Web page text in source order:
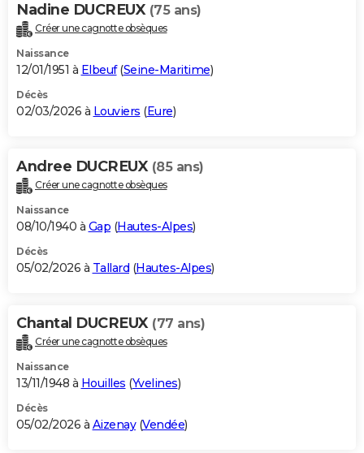
Nadine DUCREUX (75 ans)
Créer une cagnotte obsèques
Naissance
12/01/1951 à Elbeuf(Seine-Maritime)
Décès
02/03/2026 à Louviers (Eure)
Andree DUCREUX (85 ans)
Créer une cagnotte obsèques
Naissance
08/10/1940 à Gap (Hautes-Alpes)
Décès
05/02/2026 à Tallard (Hautes-Alpes)
Chantal DUCREUX (77 ans)
Créer une cagnotte obsèques
Naissance
13/11/1948 à Houilles (Yvelines)
Décès
05/02/2026 à Aizenay(Vendée)